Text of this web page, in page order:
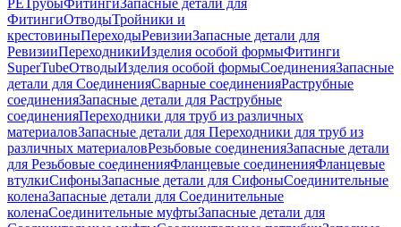
PEТрубыФитингиЗапасные детали для
ФитингиОтводыТройники и
крестовиныПереходыРевизииЗапасные детали для
РевизииПереходникиИзделия особой формыФитинги
SuperTubeОтводыИзделия особой формыСоединенияЗапасные
детали для СоединенияСварные соединенияРаструбные
соединенияЗапасные детали для Раструбные
соединенияПереходники для труб из различных
материаловЗапасные детали для Переходники для труб из
различных материаловРезьбовые соединенияЗапасные детали
для Резьбовые соединенияФланцевые соединенияФланцевые
втулкиСифоныЗапасные детали для СифоныСоединительные
коленаЗапасные детали для Соединительные
коленаСоединительные муфтыЗапасные детали для